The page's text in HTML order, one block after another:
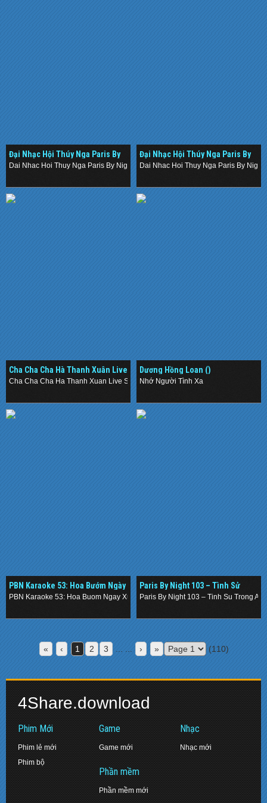
Đại Nhạc Hội Thúy Nga Paris By
Night 112 (2014)
Dai Nhac Hoi Thuy Nga Paris By Night 112 (2014)
Đại Nhạc Hội Thúy Nga Paris By
Night 112 (2014)
Dai Nhac Hoi Thuy Nga Paris By Night
Cha Cha Cha Hà Thanh Xuân Live
Show (2014)
Cha Cha Cha Ha Thanh Xuan Live Show (2014)
Dương Hồng Loan ()
Nhớ Người Tình Xa
PBN Karaoke 53: Hoa Bướm Ngày
Xưa [DVD9]
PBN Karaoke 53: Hoa Buom Ngay Xua [DVD9]
Paris By Night 103 – Tình Sử
Trong Âm Nhạc Việt Nam (2011 –
Paris By Night 103 – Tinh Su Trong
« ‹ 1 2 3 › » (110)
4Share.download
Phim Mới
Phim lẻ mới
Phim bộ
Game
Game mới
Phần mềm
Phần mềm mới
Nhạc
Nhạc mới